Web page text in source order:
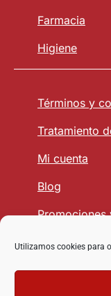
Utilizamos cookies para
Farmacia
Higiene
Términos y
Tratamiento
Mi cuenta
Blog
Promociones